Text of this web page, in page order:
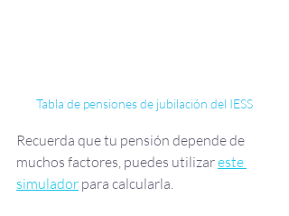
Tabla de pensiones de jubilación del IESS
Recuerda que tu pensión depende de
muchos factores, puedes utilizar este
simulador para calcularla.